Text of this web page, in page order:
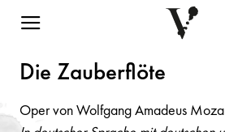
Navigation
Die Zauberflöte
Oper von Wolfgang Amadeus